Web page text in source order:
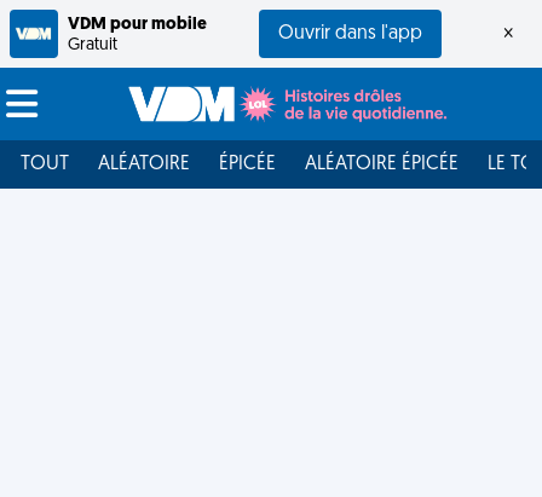
VDM pour mobile
Gratuit
Ouvrir dans l'app ×
TOUT ALÉATOIRE ÉPICÉE ALÉATOIRE ÉPICÉE LE